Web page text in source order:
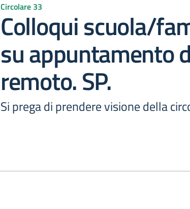
Circolare 33
Colloqui scuola/
su appuntamento
remoto. SP.
Si prega di prendere visione della